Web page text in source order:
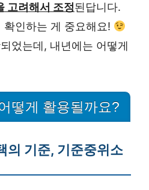
고려해서 조정된답니다.
인하는 게 중요해요!
었는데, 내년에는 어떻게
떻게 활용될까요?
의 기준, 기준중위소